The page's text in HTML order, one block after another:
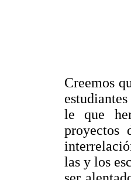
Creemos
le que
proyectos
las y los